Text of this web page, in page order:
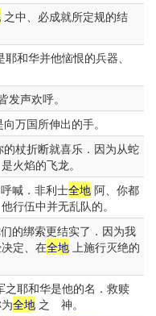
之中、必成就所定规的结
和华并他恼恨的兵器、
发声欢呼。
万国所伸出的手。
杖折断就喜乐．因为从蛇
火焰的飞龙。
喊．非利士全地 阿、你都
行伍中并无乱队的。
的绑索更结实了．因为我
定、在全地上施行灭绝的
之耶和华是他的名．救赎
全地之 神。